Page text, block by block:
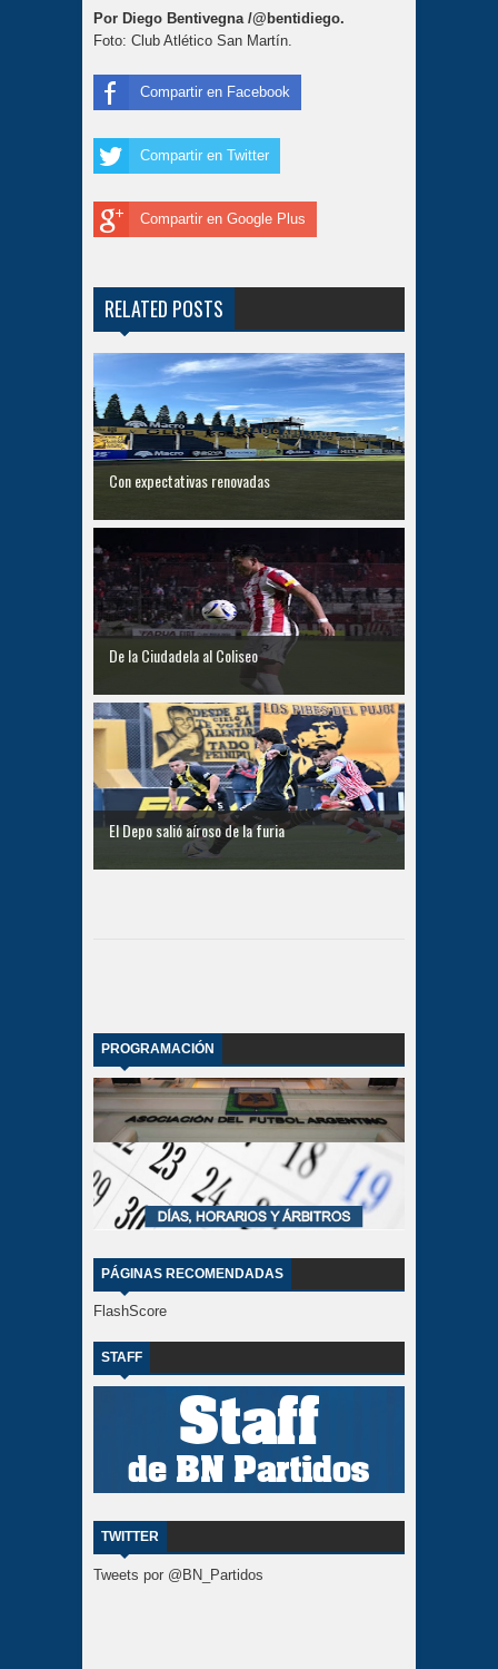
Por Diego Bentivegna /@bentidiego.
Foto: Club Atlético San Martín.
Compartir en Facebook
Compartir en Twitter
Compartir en Google Plus
RELATED POSTS
Con expectativas renovadas
De la Ciudadela al Coliseo
El Depo salió aíroso de la furia
PROGRAMACIÓN
PÁGINAS RECOMENDADAS
FlashScore
STAFF
TWITTER
Tweets por @BN_Partidos